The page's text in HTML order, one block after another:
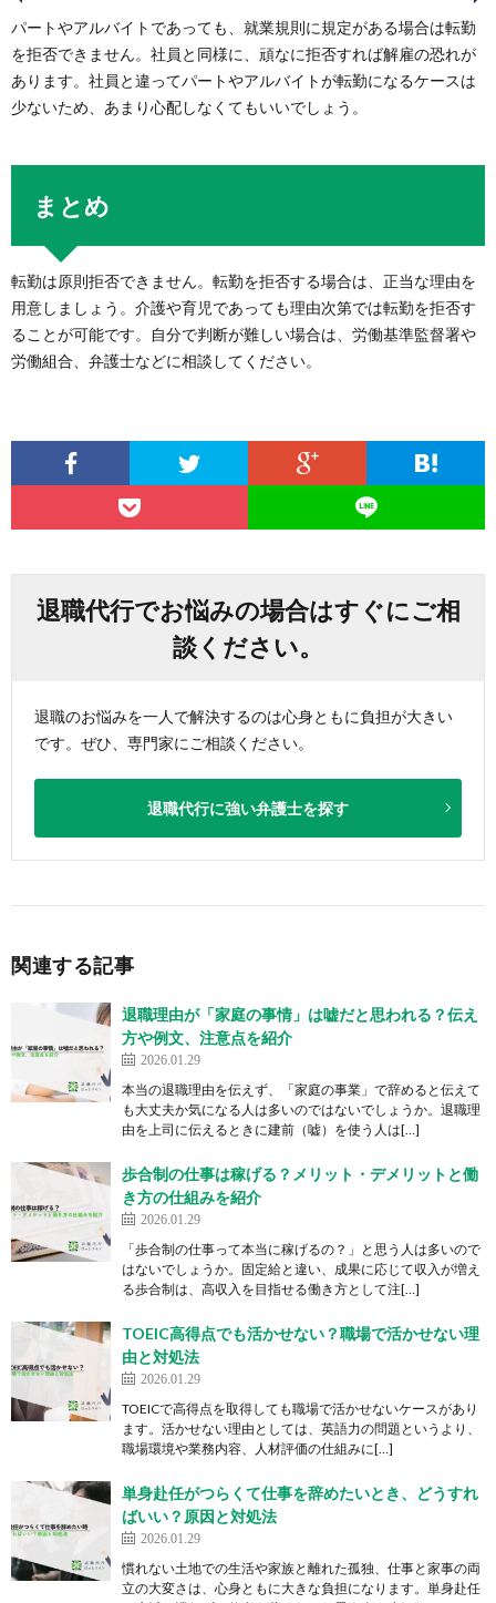
パートやアルバイトであっても、就業規則に規定がある場合は転勤
を拒否できません。社員と同様に、頑なに拒否すれば解雇の恐れが
あります。社員と違ってパートやアルバイトが転勤になるケースは
少ないため、あまり心配しなくてもいいでしょう。
まとめ
転勤は原則拒否できません。転勤を拒否する場合は、正当な理由を
用意しましょう。介護や育児であっても理由次第では転勤を拒否す
ることが可能です。自分で判断が難しい場合は、労働基準監督署や
労働組合、弁護士などに相談してください。
退職代行でお悩みの場合はすぐにご相
談ください。
退職のお悩みを一人で解決するのは心身ともに負担が大きい
です。ぜひ、専門家にご相談ください。
退職代行に強い弁護士を探す
関連する記事
退職理由が「家庭の事情」は嘘だと思われる？伝え
方や例文、注意点を紹介
2026.01.29
本当の退職理由を伝えず、「家庭の事業」で辞めると伝えて
も大丈夫か気になる人は多いのではないでしょうか。退職理
由を上司に伝えるときに建前（嘘）を使う人は[…]
歩合制の仕事は稼げる？メリット・デメリットと働
き方の仕組みを紹介
2026.01.29
「歩合制の仕事って本当に稼げるの？」と思う人は多いので
はないでしょうか。固定給と違い、成果に応じて収入が増え
る歩合制は、高収入を目指せる働き方として注[…]
TOEIC高得点でも活かせない？職場で活かせない理
由と対処法
2026.01.29
TOEICで高得点を取得しても職場で活かせないケースがあり
ます。活かせない理由としては、英語力の問題というより、
職場環境や業務内容、人材評価の仕組みに[…]
単身赴任がつらくて仕事を辞めたいとき、どうすれ
ばいい？原因と対処法
2026.01.29
慣れない土地での生活や家族と離れた孤独、仕事と家事の両
立の大変さは、心身ともに大きな負担になります。単身赴任